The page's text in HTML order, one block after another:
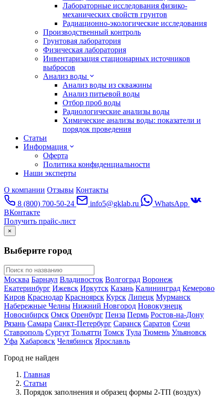
Лабораторные исследования физико-
механических свойств грунтов
Радиационно-экологические исследования
Производственный контроль
Грунтовая лаборатория
Физическая лаборатория
Инвентаризация стационарных источников
выбросов
Анализ воды
Анализ воды из скважины
Анализ питьевой воды
Отбор проб воды
Радиологические анализы воды
Химические анализы воды: показатели и
порядок проведения
Статьи
Информация
Оферта
Политика конфиденциальности
Наши эксперты
О компании Отзывы Контакты
8 (800) 700-50-24
info5@gklab.ru
WhatsApp
ВКонтакте
Получить прайс-лист
×
Выберите город
Москва Барнаул Владивосток Волгоград Воронеж
Екатеринбург Ижевск Иркутск Казань Калининград Кемерово
Киров Краснодар Красноярск Курск Липецк Мурманск
Набережные Челны Нижний Новгород Новокузнецк
Новосибирск Омск Оренбург Пенза Пермь Ростов-на-Дону
Рязань Самара Санкт-Петербург Саранск Саратов Сочи
Ставрополь Сургут Тольятти Томск Тула Тюмень Ульяновск
Уфа Хабаровск Челябинск Ярославль
Город не найден
Главная
Статьи
Порядок заполнения и образец формы 2-ТП (воздух)